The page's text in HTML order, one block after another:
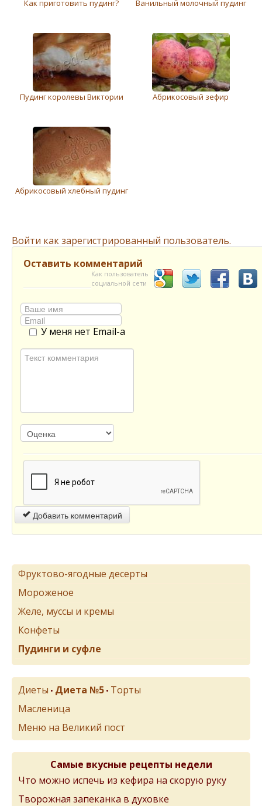
Как приготовить пудинг? Ванильный молочный пудинг
Пудинг королевы Виктории Абрикосовый зефир
Абрикосовый хлебный пудинг
Войти как зарегистрированный пользователь.
Оставить комментарий
Как пользователь
социальной сети
У меня нет Email-а
Добавить комментарий
Фруктово-ягодные десерты
Мороженое
Желе, муссы и кремы
Конфеты
Пудинги и суфле
Диеты • Диета №5 • Торты
Масленица
Меню на Великий пост
Самые вкусные рецепты недели
Что можно испечь из кефира на скорую руку
Творожная запеканка в духовке